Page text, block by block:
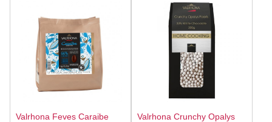
Valrhona Feves Caraibe
Valrhona Crunchy Opalys